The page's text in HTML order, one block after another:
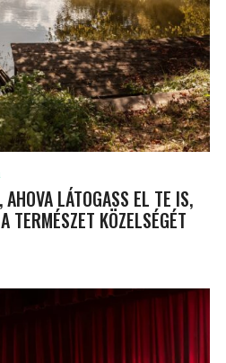
LÁTOGASS EL TE IS,
TERMÉSZET KÖZELSÉGÉT